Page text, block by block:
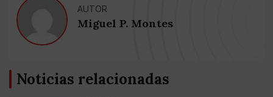
AUTOR
Miguel P. Montes
Noticias relacionadas